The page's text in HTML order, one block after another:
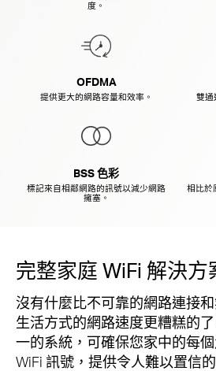
度。
OFDMA
提供更大的網路容量和效率。 雙通
BSS 色彩
標記來自相鄰網路的訊號以減少網路
擁塞。
相比於
完整家庭 WiFi 解決方
沒有什麼比不可靠的網路連接
生活方式的網路速度更糟糕的
一的系統，可確保您家中的每
WiFi 訊號，提供令人難以置信